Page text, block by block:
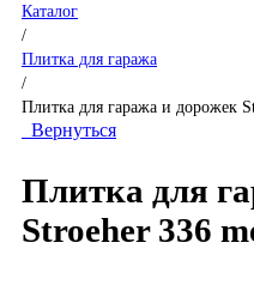
Каталог
/
Плитка для гаража
/
Плитка для гаража и дорожек
Вернуться
Плитка для
Stroeher 336